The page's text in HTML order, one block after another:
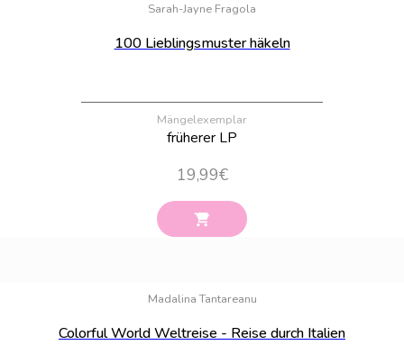
Sarah-Jayne Fragola
100 Lieblingsmuster häkeln
Mängelexemplar
früherer LP
19,99€
Madalina Tantareanu
Colorful World Weltreise - Reise durch Italien